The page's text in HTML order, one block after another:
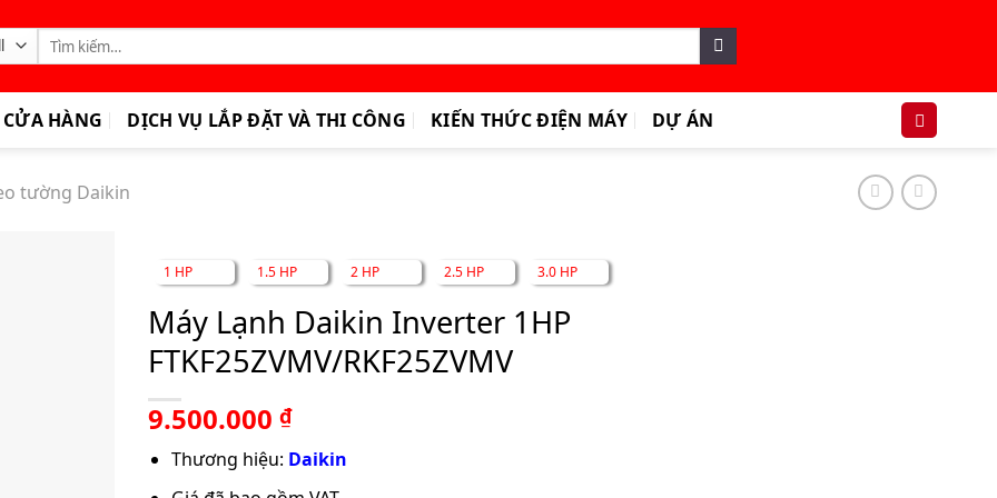
Tìm
kiếm:
CỬA HÀNG DỊCH VỤ LẮP ĐẶT VÀ THI CÔNG KIẾN THỨC ĐIỆN MÁY DỰ ÁN
tường Daikin
1 HP 1.5 HP 2 HP 2.5 HP 3.0 HP
Máy Lạnh Daikin Inverter 1HP
FTKF25ZVMV/RKF25ZVMV
9.500.000₫
Thương hiệu: Daikin